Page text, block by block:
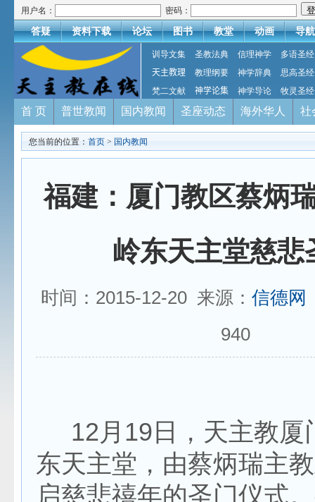
用户名： 密码：
答疑 资料下载 论坛 图书 教堂 动画 导航
训导文集 圣教法典 信理神学
多语圣经
天主教理
教理纲要 神学辞典
思高圣经
梵二文献
神学论集 神学导论 牧灵圣经
首 页 普世教闻 国内教闻 圣座动态 海外华人 社
您当前的位置： 首页 > 国内教闻
福建：厦门教区蔡炳
岭东天主堂慈悲
时间：2015-12-20 来源： 信德网
940
12月19日，天主教厦
东天主堂，由蔡炳瑞主
启慈悲禧年的圣门仪式